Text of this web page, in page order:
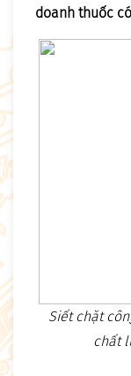
doanh thuốc
Siết chặt
chất